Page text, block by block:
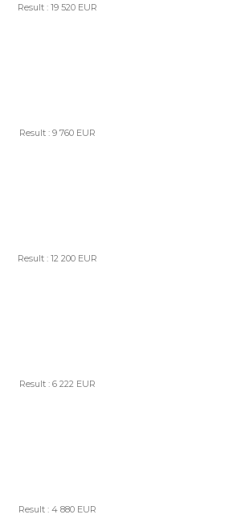
Result : 19 520 EUR
Result : 9 760 EUR
Result : 12 200 EUR
Result : 6 222 EUR
Result : 4 880 EUR